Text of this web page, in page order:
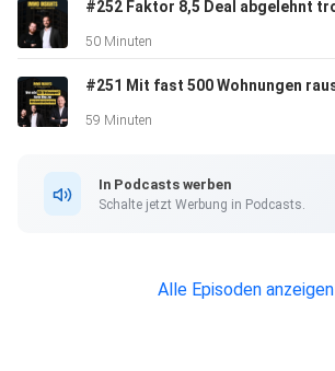
50 Minuten
59 Minuten
In Podcasts werben
Schalte jetzt Werbung in Podcasts.
Alle Episoden anzeigen